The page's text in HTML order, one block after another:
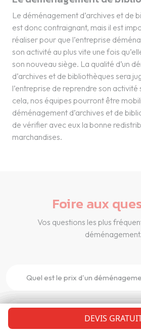
DEVIS
DEVIS
DEVIS
DEVIS
DEVIS
Le déménagement d’archives et de
est donc contraignant, mais il est
réaliser pour que l’entreprise
son activité au plus vite une fois
son nouveau siège. La qualité d’un
d’archives et de bibliothèques sera
l’entreprise de reprendre son
cela, nos équipes pourront être
déménagement d’archives et de
de vérifier avec eux la bonne
marchandises.
Foire aux
Vos questions les plus
déménagement.
Quel est le prix d'un
Guigard Déménagements ?
DEVIS
DEVIS